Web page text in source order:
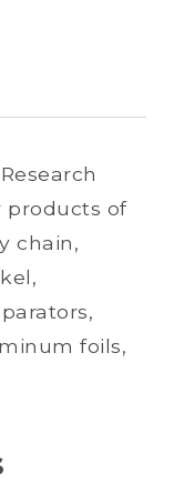
products of
chain,
foils,